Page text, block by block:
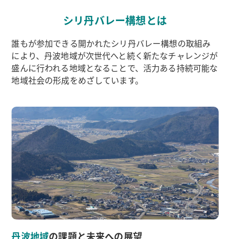
シリ丹バレー構想とは
誰もが参加できる開かれたシリ丹バレー構想の取組み
により、丹波地域が次世代へと続く新たなチャレンジが
盛んに行われる地域となることで、活力ある持続可能な
地域社会の形成をめざしています。
丹波地域の課題と未来への展望